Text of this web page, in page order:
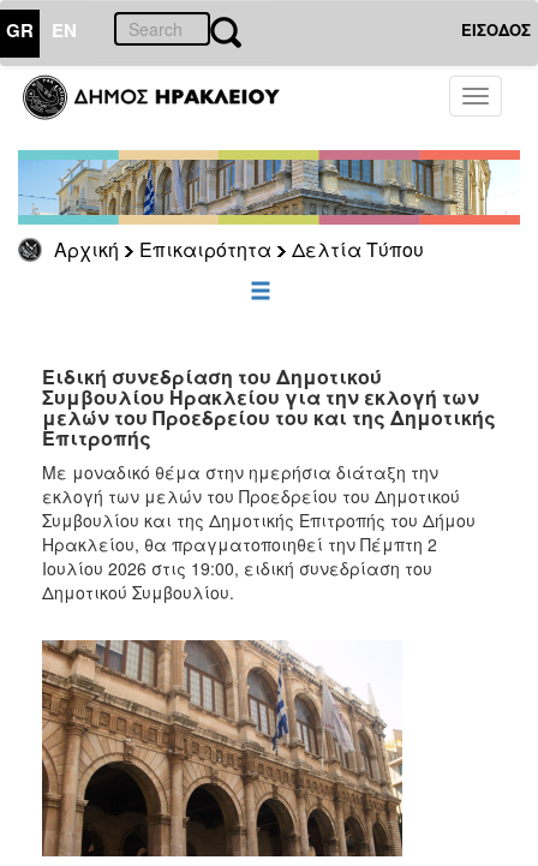
GR EN ΕΙΣΟΔΟΣ
Toggle
Αρχική Επικαιρότητα Δελτία Τύπου
ΕΠΙΚΑΙΡΟΤΗΤΑ
Τύπου
Αρχείο
ΕΠΙΣΚΕΠΤΗΣ
ΗΡΑΚΛΕΙΟ
Ειδική συνεδρίαση του Δημοτικού
Συμβουλίου Ηρακλείου για την εκλογή των
μελών του Προεδρείου του και της Δημοτικής
Επιτροπής
Με μοναδικό θέμα στην ημερήσια διάταξη την
εκλογή των μελών του Προεδρείου του Δημοτικού
Συμβουλίου και της Δημοτικής Επιτροπής του Δήμου
Ηρακλείου, θα πραγματοποιηθεί την Πέμπτη 2
Ιουλίου 2026 στις 19:00, ειδική συνεδρίαση του
Δημοτικού Συμβουλίου.